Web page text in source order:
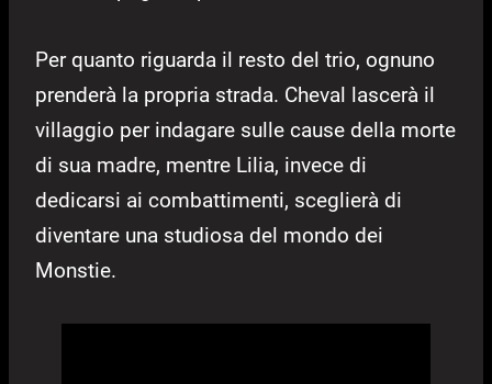
Per quanto riguarda il resto del trio, ognuno
prenderà la propria strada. Cheval lascerà il
villaggio per indagare sulle cause della morte
di sua madre, mentre Lilia, invece di
dedicarsi ai combattimenti, sceglierà di
diventare una studiosa del mondo dei
Monstie.